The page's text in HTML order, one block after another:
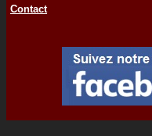
Contact